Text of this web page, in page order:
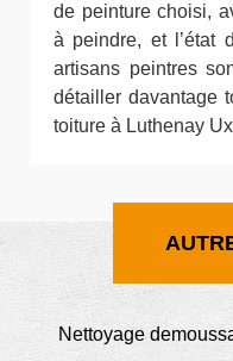
de peinture choisi,
à peindre, et l’état
artisans peintres
détailler davantage
toiture à Luthenay
Nettoyage